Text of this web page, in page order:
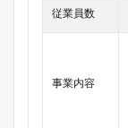
従業員数
事業内容